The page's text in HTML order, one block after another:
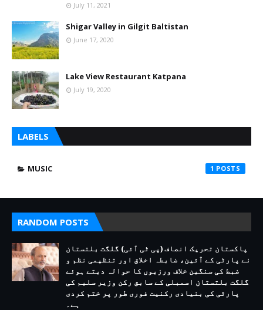
July 11, 2021
Shigar Valley in Gilgit Baltistan
June 17, 2020
Lake View Restaurant Katpana
July 19, 2020
LABELS
MUSIC 1
RANDOM POSTS
پاکستان تحریک انصاف (پی ٹی آئی) گلگت بلتستان
نے پارٹی کے آئین، ضابطہ اخلاق اور تنظیمی نظم و
ضبط کی سنگین خلاف ورزیوں کا حوالہ دیتے ہوئے
گلگت بلتستان اسمبلی کے سابق رکن وزیر سلیم کی
پارٹی کی بنیادی رکنیت فوری طور پر ختم کردی
ہے۔